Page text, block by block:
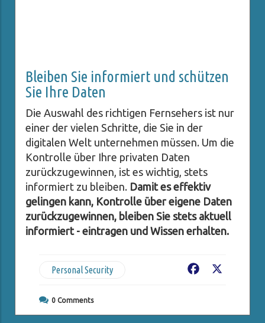
Bleiben Sie informiert und schützen
Sie Ihre Daten
Die Auswahl des richtigen Fernsehers ist nur
einer der vielen Schritte, die Sie in der
digitalen Welt unternehmen müssen. Um die
Kontrolle über Ihre privaten Daten
zurückzugewinnen, ist es wichtig, stets
informiert zu bleiben. Damit es effektiv
gelingen kann, Kontrolle über eigene Daten
zurückzugewinnen, bleiben Sie stets aktuell
informiert - eintragen und Wissen erhalten.
Personal Security Facebook
0 Comments